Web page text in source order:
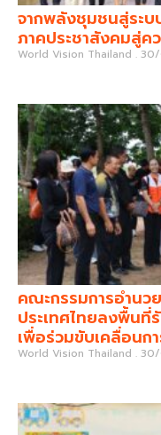
จากพลังชุมชนสู่ระ
ภาคประชาสังคมสู่ค
World Vision Thailand
คณะกรรมการอำน
ประเทศไทยลงพื้นที่
เพื่อร่วมขับเคลื่อน
World Vision Thailand